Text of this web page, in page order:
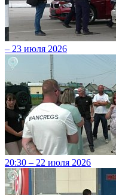
– 23 июля 2026
20:30 – 22 июля 2026